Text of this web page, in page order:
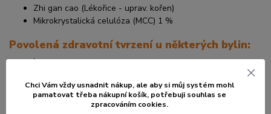
Zhi gan cao (Lékořice - uprav. kořen)
Mikrokrystalická celulóza (MCC) 1 %
Povolená zdravotní tvrzení u některých bylin:
Bigarádie - plod (Zhi ke)
Nervová rovnováha - uklidnění - relaxace
Ledebouriela rozkladitá – kořen (Fang feng)
Chci Vám vždy usnadnit nákup, ale aby si můj systém mohl
pamatovat třeba nákupní košík, potřebuji souhlas se
zpracováním cookies.